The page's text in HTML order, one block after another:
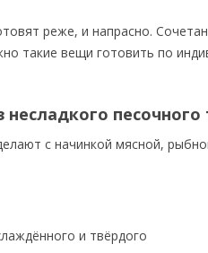
реже, и напрасно.
такие вещи готовить по
песочного
с начинкой мясной,
и твёрдого